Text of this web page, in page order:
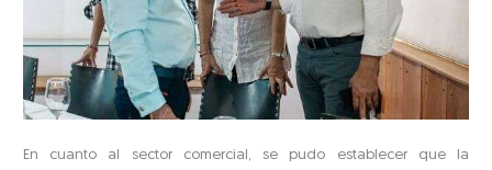
En cuanto al sector comercial, se pudo establecer que la